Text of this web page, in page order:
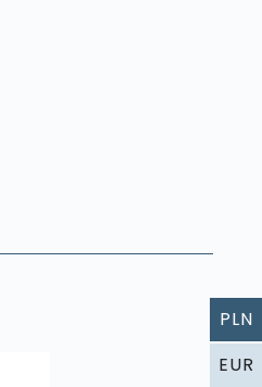
PLN
EUR